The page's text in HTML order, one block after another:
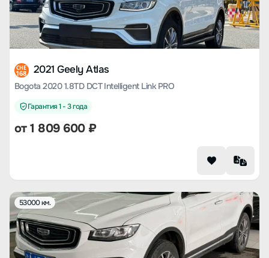
CHE
168 2021 Geely Atlas
Bogota 2020 1.8TD DCT Intelligent Link PRO
Гарантия 1 - 3 года
от1 809 600₽
53000 км.